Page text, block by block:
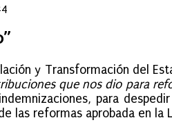
y Transformación del
que nos dio para
para
las reformas aprobada en la